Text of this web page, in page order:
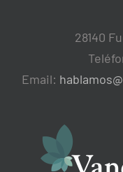
28140
Email: